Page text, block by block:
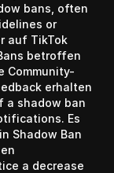
bans, often
or
auf TikTok
betroffen
Community-
erhalten
a shadow ban
Es
Shadow Ban
a decrease